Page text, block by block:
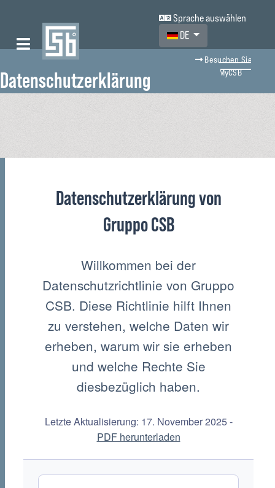
Sprache auswählen
Sprache auswählen
DE
Besuchen Sie
MyCSB
Datenschutzerklärung
Datenschutzerklärung von
Gruppo CSB
Willkommen bei der
Datenschutzrichtlinie von Gruppo
CSB. Diese Richtlinie hilft Ihnen
zu verstehen, welche Daten wir
erheben, warum wir sie erheben
und welche Rechte Sie
diesbezüglich haben.
Letzte Aktualisierung: 17. November 2025 -
PDF herunterladen